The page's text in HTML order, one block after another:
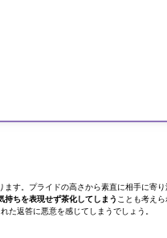
ます。プライドの高さから素直に相手に寄り
ちを表現せず茶化してしまう ことも考えら
た返答に悪意を感じてしまうでしょう。